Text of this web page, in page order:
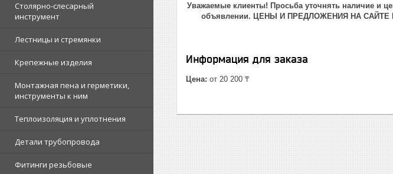
Столярно-слесарный
инструмент
Лестницы и стремянки
Крепежные изделия
Монтажная пена и герметики,
инструменты к ним
Теплоизоляция и уплотнения
Детали трубопровода
Фитинги резьбовые
Уважаемые клиенты! Просьба уточнять наличие и
объявлении. ЦЕНЫ И ПРЕДЛОЖЕНИЯ НА
Информация для заказа
Цена: от 20 200 ₸